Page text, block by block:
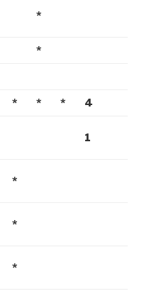
*
*
* * * 4
1
*
*
*